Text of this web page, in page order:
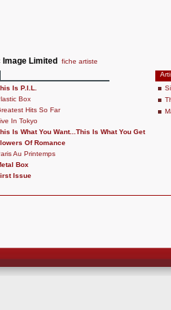
Image Limited
fiche artiste
Is P.I.L.
Box
Hits So Far
In Tokyo
Is What You Want...This Is What You Get
Of Romance
Au Printemps
Box
Issue